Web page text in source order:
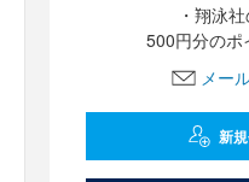
・翔泳
500円分のポ
メー
新